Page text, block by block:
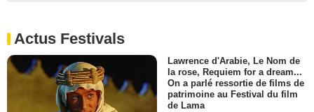
Actus Festivals
Lawrence d'Arabie, Le Nom de
la rose, Requiem for a dream...
On a parlé ressortie de films de
patrimoine au Festival du film
de Lama